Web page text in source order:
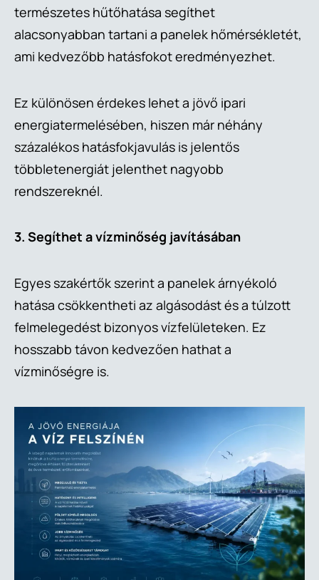
természetes hűtőhatása segíthet
alacsonyabban tartani a panelek hőmérsékletét,
ami kedvezőbb hatásfokot eredményezhet.
Ez különösen érdekes lehet a jövő ipari
energiatermelésében, hiszen már néhány
százalékos hatásfokjavulás is jelentős
többletenergiát jelenthet nagyobb
rendszereknél.
3. Segíthet a vízminőség javításában
Egyes szakértők szerint a panelek árnyékoló
hatása csökkentheti az algásodást és a túlzott
felmelegedést bizonyos vízfelületeken. Ez
hosszabb távon kedvezően hathat a
vízminőségre is.